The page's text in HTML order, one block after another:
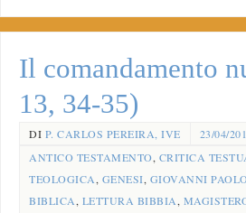
Il comandamento
13, 34-35)
DI P. CARLOS PEREIRA, IVE
23/04/
ANTICO TESTAMENTO, CRITICA
TEOLOGICA, GENESI, GIOVANNI
BIBLICA, LETTURA BIBBIA,